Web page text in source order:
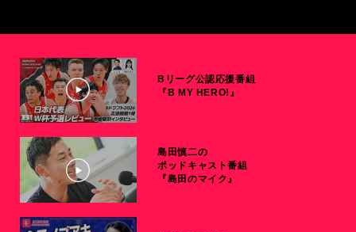
Bリーグ公認応援番組
『B MY HERO!』
島田慎二の
ポッドキャスト番組
『島田のマイク』